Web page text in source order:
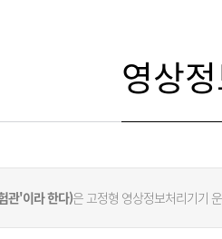
영상
관'이라 한다)은 고정형 영상정보처리기기